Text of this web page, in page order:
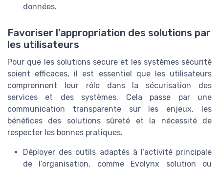
données.
Favoriser l’appropriation des solutions par
les utilisateurs
Pour que les solutions secure et les systèmes sécurité
soient efficaces, il est essentiel que les utilisateurs
comprennent leur rôle dans la sécurisation des
services et des systèmes. Cela passe par une
communication transparente sur les enjeux, les
bénéfices des solutions sûreté et la nécessité de
respecter les bonnes pratiques.
Déployer des outils adaptés à l’activité principale
de l’organisation, comme Evolynx solution ou